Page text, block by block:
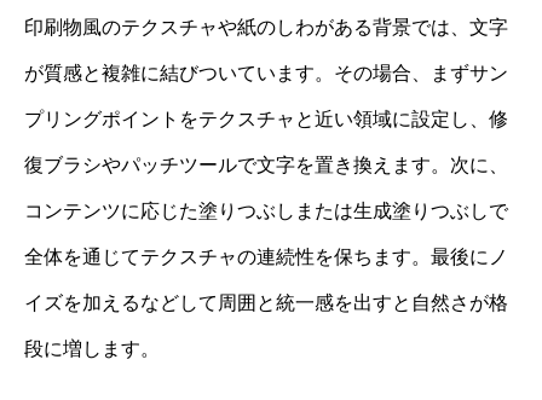
印刷物風のテクスチャや紙のしわがある背景では、文字
が質感と複雑に結びついています。その場合、まずサン
プリングポイントをテクスチャと近い領域に設定し、修
復ブラシやパッチツールで文字を置き換えます。次に、
コンテンツに応じた塗りつぶしまたは生成塗りつぶしで
全体を通じてテクスチャの連続性を保ちます。最後にノ
イズを加えるなどして周囲と統一感を出すと自然さが格
段に増します。